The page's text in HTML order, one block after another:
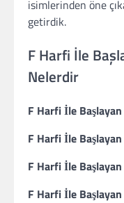
isimlerinden öne
getirdik.
F Harfi İle
Nelerdir
F Harfi İle
F Harfi İle
F Harfi İle
F Harfi İle